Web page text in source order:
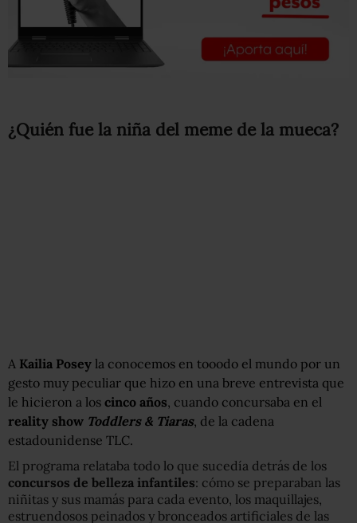
¿Quién fue la niña del meme de la mueca?
A Kailia Posey la conocemos en tooodo el mundo por un
gesto muy peculiar que hizo en una breve entrevista que
le hicieron a los cinco años , cuando concursaba en el
reality show Toddlers & Tiaras, de la cadena
estadounidense TLC.
El programa relataba todo lo que sucedía detrás de los
concursos de belleza infantiles: cómo se preparaban las
niñitas y sus mamás para cada evento, los maquillajes,
estruendosos peinados y bronceados artificiales de las